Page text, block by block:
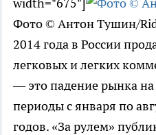
Фото © Антон Тушин/
2014 года в России
легковых и легких
— это падение рынка на
периоды с января по
годов. «За рулем»